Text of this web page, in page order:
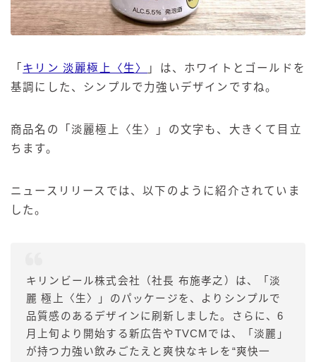
「 キリン 淡麗極上〈生〉
」は、ホワイトとゴールドを
基調にした、シンプルで力強いデザインですね。
商品名の「淡麗極上〈生〉」の文字も、大きくて目立
ちます。
ニュースリリースでは、以下のように紹介されていま
した。
キリンビール株式会社（社長 布施孝之）は、「淡
麗 極上〈生〉」のパッケージを、よりシンプルで
品質感のあるデザインに刷新しました。さらに、6
月上旬より開始する新広告やTVCMでは、「淡麗」
が持つ力強い飲みごたえと爽快なキレを“爽快一